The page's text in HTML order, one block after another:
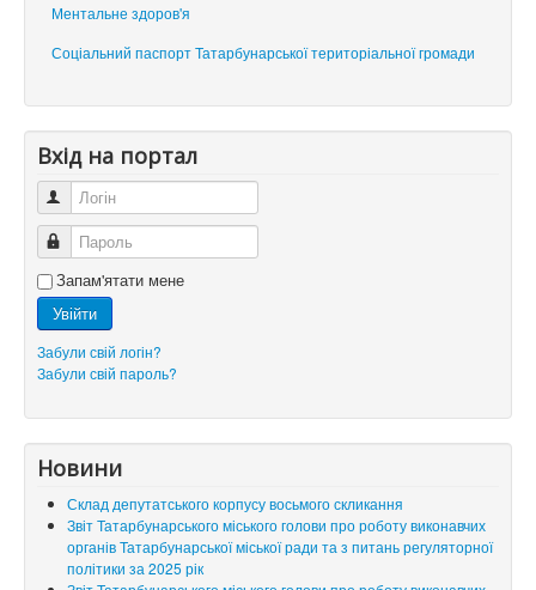
Ментальне здоров'я
Соціальний паспорт Татарбунарської територіальної громади
Вхід на портал
Логін
Пароль
Запам'ятати мене
Увійти
Забули свій логін?
Забули свій пароль?
Новини
Склад депутатського корпусу восьмого скликання
Звіт Татарбунарського міського голови про роботу виконавчих
органів Татарбунарської міської ради та з питань регуляторної
політики за 2025 рік